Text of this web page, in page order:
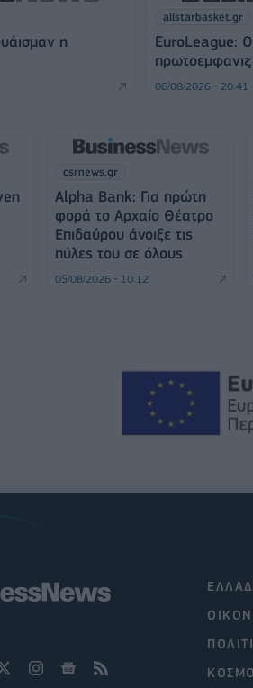
η
allstarbasket.gr
EuroLeague:
06/08/2026 - 20:41
csrnews.gr
Alpha Bank: Για πρώτη
φορά το Αρχαίο Θέατρο
Επιδαύρου άνοιξε τις
πύλες του σε όλους
05/08/2026 - 10:12